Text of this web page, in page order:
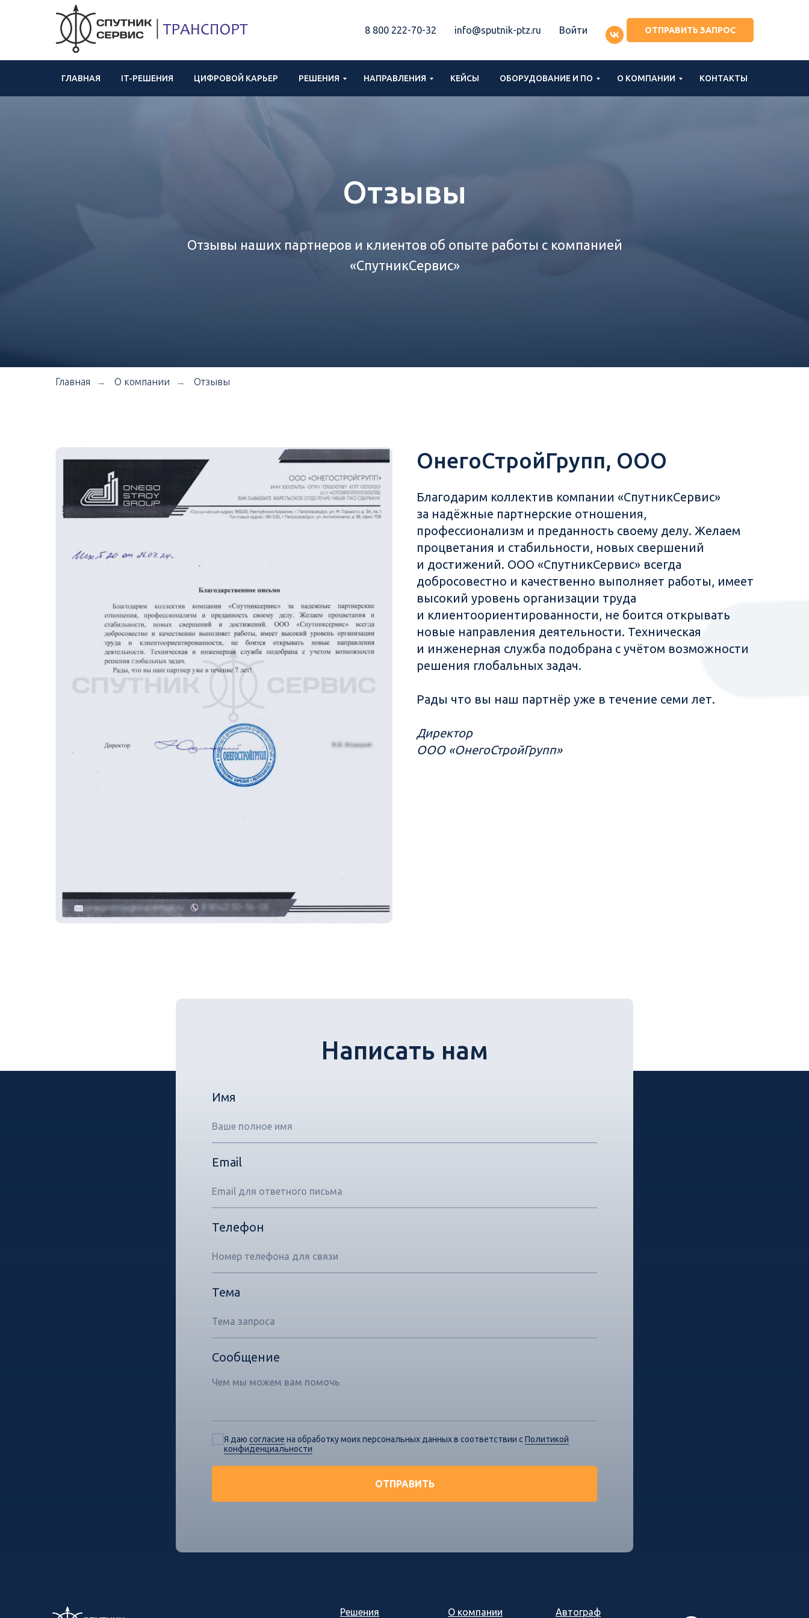
8 800 222-70-32 info@sputnik-ptz.ru Войти ОТПРАВИТЬ ЗАПРОС
ГЛАВНАЯ IT-РЕШЕНИЯ ЦИФРОВОЙ КАРЬЕР РЕШЕНИЯ НАПРАВЛЕНИЯ КЕЙСЫ ОБОРУДОВАНИЕ И ПО О КОМПАНИИ КОНТАКТЫ
Отзывы
Отзывы наших партнеров и клиентов об опыте работы с компанией
«СпутникСервис‎»
Главная → О компании → Отзывы
ОнегоСтройГрупп, ООО
Благодарим коллектив компании «СпутникСервис»
за надёжные партнерские отношения,
профессионализм и преданность своему делу. Желаем
процветания и стабильности, новых свершений
и достижений. ООО «СпутникСервис» всегда
добросовестно и качественно выполняет работы, имеет
высокий уровень организации труда
и клиентоориентированности, не боится открывать
новые направления деятельности. Техническая
и инженерная служба подобрана с учётом возможности
решения глобальных задач.
Рады что вы наш партнёр уже в течение семи лет.
Директор
ООО «ОнегоСтройГрупп»
Имя
Email
Телефон
Тема
Сообщение
Я даю согласие на обработку моих персональных данных в соответствии с Политикой
конфиденциальности
ОТПРАВИТЬ
Написать нам
Решения О компании Автограф